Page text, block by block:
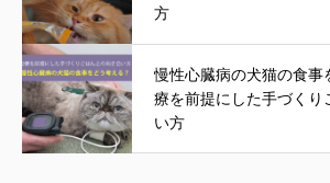
方
慢性心臓病の犬猫の食事
療を前提にした手づくり
い方